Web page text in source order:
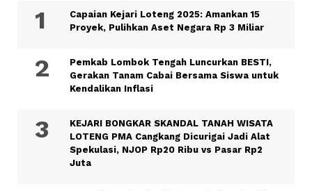
Capaian Kejari Loteng 2025: Amankan 15
Proyek, Pulihkan Aset Negara Rp 3 Miliar
Pemkab Lombok Tengah Luncurkan BESTI,
Gerakan Tanam Cabai Bersama Siswa untuk
Kendalikan Inflasi
KEJARI BONGKAR SKANDAL TANAH WISATA
LOTENG PMA Cangkang Dicurigai Jadi Alat
Spekulasi, NJOP Rp20 Ribu vs Pasar Rp2
Juta